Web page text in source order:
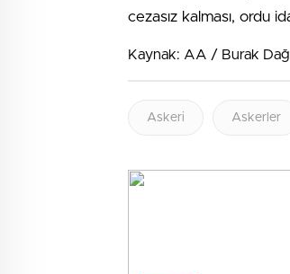
cezasız kalması, ordu
Kaynak: AA / Burak Dağ
Askeri Askerler